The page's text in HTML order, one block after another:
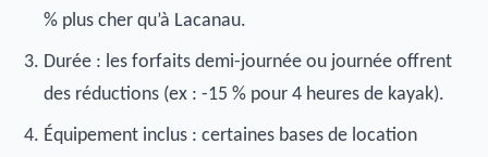
% plus cher qu’à Lacanau.
Durée : les forfaits demi-journée ou journée offrent
des réductions (ex : -15 % pour 4 heures de kayak).
Équipement inclus : certaines bases de location